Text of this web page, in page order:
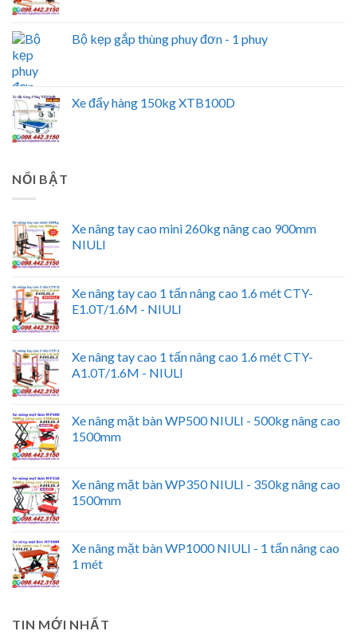
Bộ kẹp gắp thùng phuy đơn - 1 phuy
Xe đẩy hàng 150kg XTB100D
NỔI BẬT
Xe nâng tay cao mini 260kg nâng cao 900mm
NIULI
Xe nâng tay cao 1 tấn nâng cao 1.6 mét CTY-
E1.0T/1.6M - NIULI
Xe nâng tay cao 1 tấn nâng cao 1.6 mét CTY-
A1.0T/1.6M - NIULI
Xe nâng mặt bàn WP500 NIULI - 500kg nâng cao
1500mm
Xe nâng mặt bàn WP350 NIULI - 350kg nâng cao
1500mm
Xe nâng mặt bàn WP1000 NIULI - 1 tấn nâng cao
1 mét
TIN MỚI NHẤT